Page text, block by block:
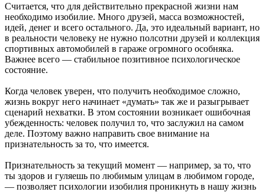
Считается, что для действительно прекрасной жизни нам
необходимо изобилие. Много друзей, масса возможностей,
идей, денег и всего остального. Да, это идеальный вариант, но
в реальности человеку не нужно полсотни друзей и коллекция
спортивных автомобилей в гараже огромного особняка.
Важнее всего — стабильное позитивное психологическое
состояние.
Когда человек уверен, что получить необходимое сложно,
жизнь вокруг него начинает «думать» так же и разыгрывает
сценарий нехватки. В этом состоянии возникает ошибочная
убежденность: человек получил то, что заслужил на самом
деле. Поэтому важно направить свое внимание на
признательность за то, что имеется.
Признательность за текущий момент — например, за то, что
ты здоров и гуляешь по любимым улицам в любимом городе,
— позволяет психологии изобилия проникнуть в нашу жизнь